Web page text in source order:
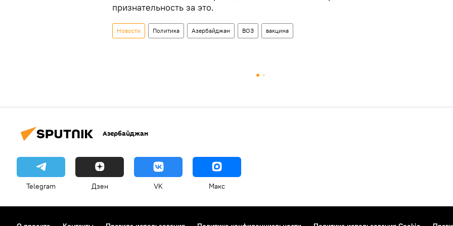
признательность за это.
Новости Политика Азербайджан ВОЗ вакцина
Азербайджан
Telegram Дзен VK Макс